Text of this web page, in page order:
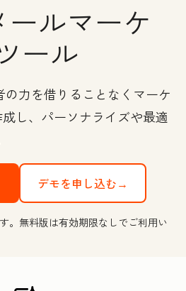
ルマーケ
ール
の力を借りることなくマーケ
し、パーソナライズや最適
デモを申し込む→
。無料版は有効期限なしでご利用い